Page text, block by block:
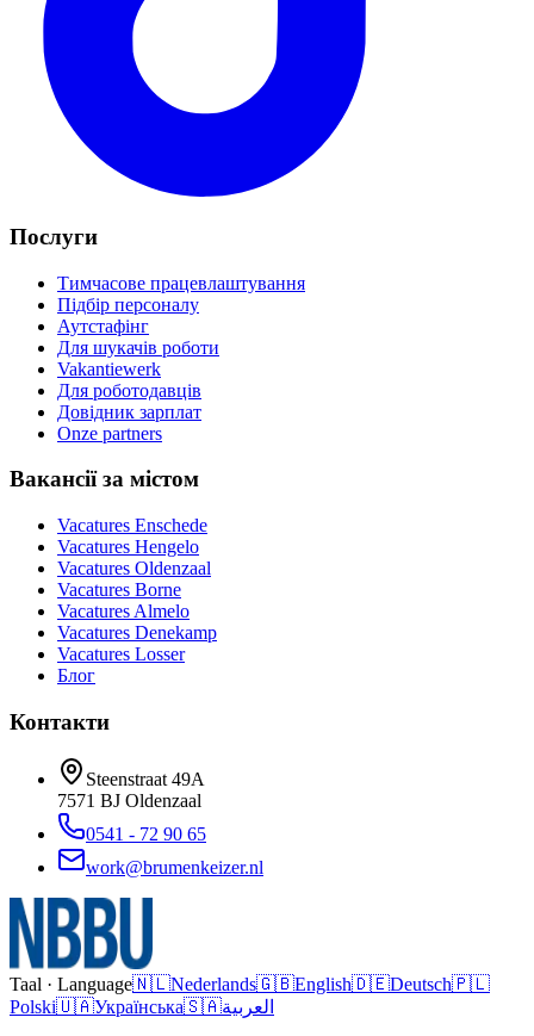
Послуги
Тимчасове працевлаштування
Підбір персоналу
Аутстафінг
Для шукачів роботи
Vakantiewerk
Для роботодавців
Довідник зарплат
Onze partners
Вакансії за містом
Vacatures Enschede
Vacatures Hengelo
Vacatures Oldenzaal
Vacatures Borne
Vacatures Almelo
Vacatures Denekamp
Vacatures Losser
Блог
Контакти
Steenstraat 49A
7571 BJ Oldenzaal
0541 - 72 90 65
work@brumenkeizer.nl
Taal · Language🇳🇱Nederlands🇬🇧English🇩🇪Deutsch🇵🇱
Polski🇺🇦Українська🇸🇦العربية